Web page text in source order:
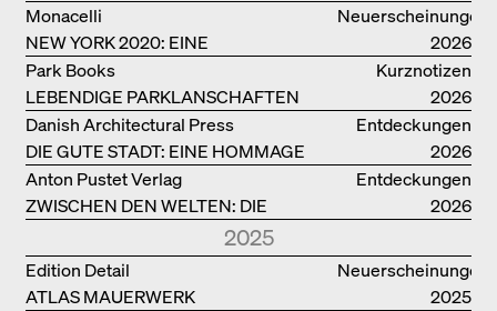
ARCHITEKT, DESIGNER….
Neuerscheinungen
NEW YORK 2020: EINE
ENZYKLOPÄDIE DER ARCHITEKTUR
Monacelli
2026
Kurznotizen
LEBENDIGE PARKLANSCHAFTEN
Park Books
2026
Entdeckungen
DIE GUTE STADT: EINE HOMMAGE
DES MENSCHENFREUNDS JAN GEHL
Danish Architectural Press
2026
Entdeckungen
ZWISCHEN DEN WELTEN: DIE
POWER-ARCHITEKTIN ELIZABETH
SCHEU CLOSE
Anton Pustet Verlag
2026
2025
Neuerscheinungen
ATLAS MAUERWERK
Edition Detail
2025